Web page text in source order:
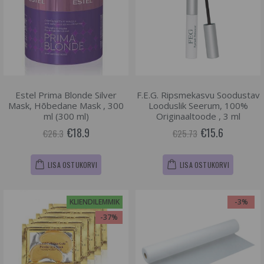
Estel Prima Blonde Silver
Mask, Hõbedane Mask , 300
ml (300 ml)
€26.3 €18.9
LISA OSTUKORVI
F.E.G. Ripsmekasvu Soodustav
Looduslik Seerum, 100%
Originaaltoode , 3 ml
€25.73 €15.6
LISA OSTUKORVI
KLIENDILEMMIK
-37%
-3%